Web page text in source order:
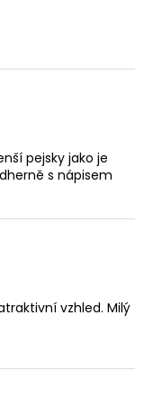
pejsky jako je
s nápisem
vzhled. Milý